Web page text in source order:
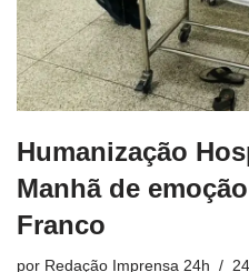
Humanização
Manhã de
Franco
por Redação Imprensa 24h